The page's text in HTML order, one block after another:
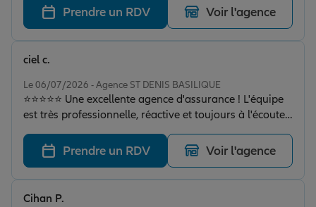
Prendre un RDV Voir l'agence
Le 06/07/2026 - Agence ST DENIS BASILIQUE
⭐⭐⭐⭐⭐ Une excellente agence d'assurance ! L'équipe
est très professionnelle, réactive et toujours à l'écoute
de ses clients. Ils cherchent réellement les meilleures
solutions pour réduire les coûts et nous ont même
aidés à plusieurs reprises à diminuer le montant de
nos contrats existants, sans que nous ayons à le
demander. On sent qu'ils privilégient l'intérêt du client
ciel c.
Prendre un RDV Voir l'agence
Cihan P.